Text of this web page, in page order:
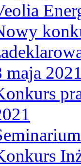
maja